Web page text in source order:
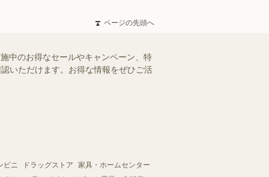
ページの先頭へ
中のお得なセールやキャンペーン、特
いただけます。お得な情報をぜひご活
ビニ ドラッグストア
家具・ホームセンター